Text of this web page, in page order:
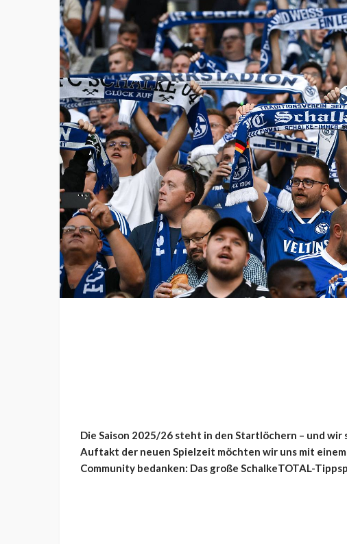
Die Saison 2025/26 steht in den Startlöchern – und
Auftakt der neuen Spielzeit möchten wir uns mit
Community bedanken: Das große SchalkeTOTAL-